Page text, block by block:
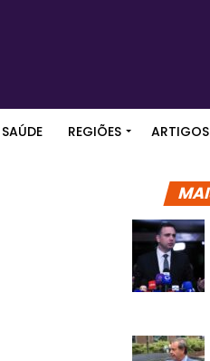
SAÚDE REGIÕES ARTIGOS